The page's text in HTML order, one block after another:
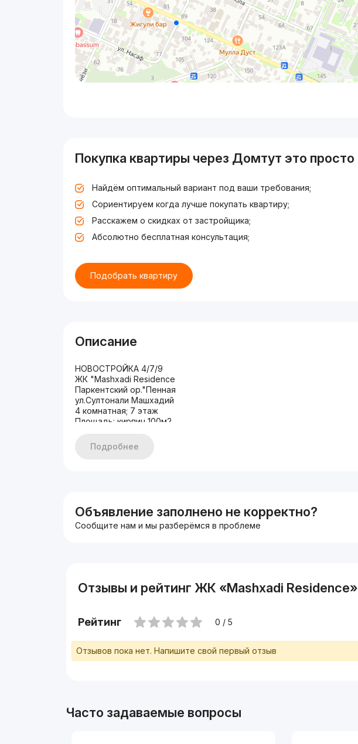
Покупка квартиры через Домтут это просто
Найдём оптимальный вариант под ваши требования;
Сориентируем когда лучше покупать квартиру;
Расскажем о скидках от застройщика;
Абсолютно бесплатная консультация;
Подобрать квартиру
Описание
НОВОСТРОЙКА 4/7/9
ЖК "Mashxadi Residence
Паркентский ор."Пенная
ул.Султонали Машхадий
4 комнатная; 7 этаж
Площадь: кирпич 100м2
Полностью укомплектована
ЦЕНА: 143 000у.е
Подробнее
Объявление заполнено не корректно?
Сообщите нам и мы разберёмся в проблеме
Отзывы и рейтинг ЖК «Mashxadi Residence»
Рейтинг 0 / 5
Отзывов пока нет. Напишите свой первый отзыв
Часто задаваемые вопросы